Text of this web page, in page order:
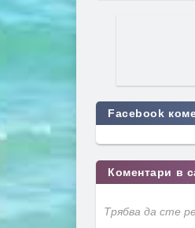
Facebook
Коментари в
Трябва да сте